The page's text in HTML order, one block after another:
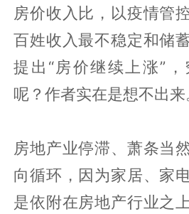
房价收入比，以疫情管
百姓收入最不稳定和储
提出“房价继续上涨”
呢？作者实在是想不出来
房地产业停滞、萧条当
向循环，因为家居、家
是依附在房地产行业之